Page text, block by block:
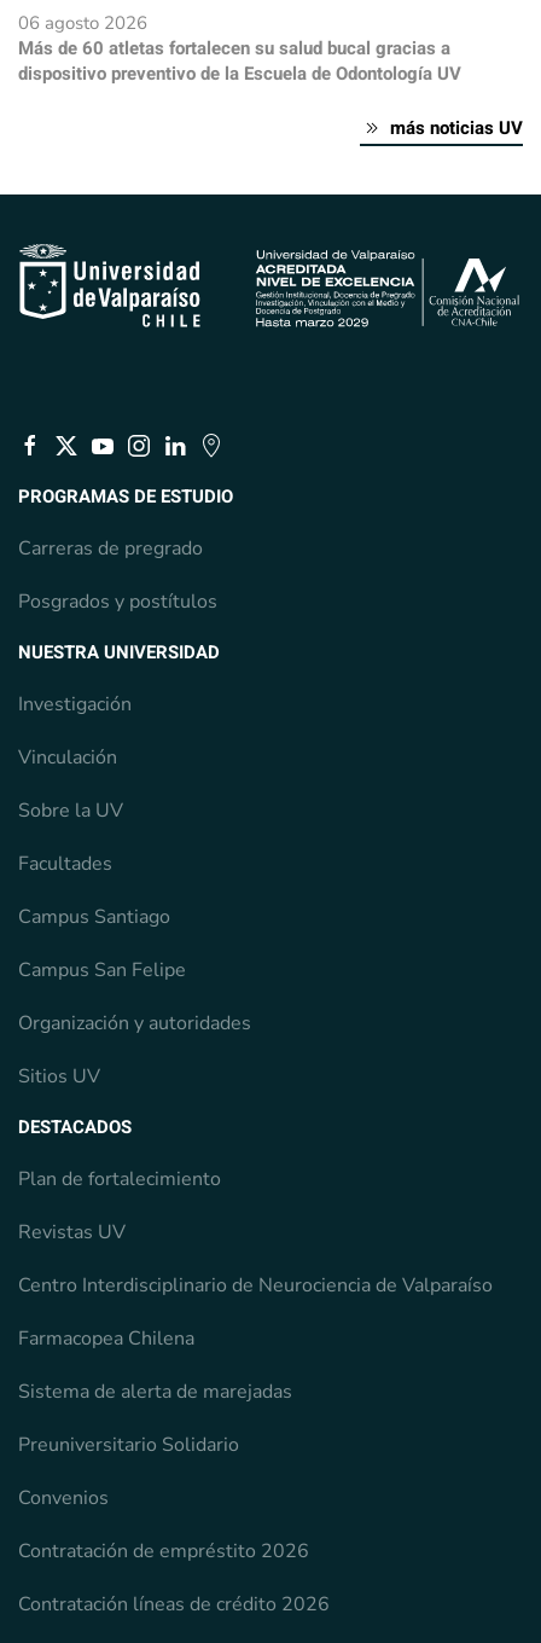
06 agosto 2026
Más de 60 atletas fortalecen su salud bucal gracias a
dispositivo preventivo de la Escuela de Odontología UV
más noticias UV
PROGRAMAS DE ESTUDIO
Carreras de pregrado
Posgrados y postítulos
NUESTRA UNIVERSIDAD
Investigación
Vinculación
Sobre la UV
Facultades
Campus Santiago
Campus San Felipe
Organización y autoridades
Sitios UV
DESTACADOS
Plan de fortalecimiento
Revistas UV
Centro Interdisciplinario de Neurociencia de Valparaíso
Farmacopea Chilena
Sistema de alerta de marejadas
Preuniversitario Solidario
Convenios
Contratación de empréstito 2026
Contratación líneas de crédito 2026